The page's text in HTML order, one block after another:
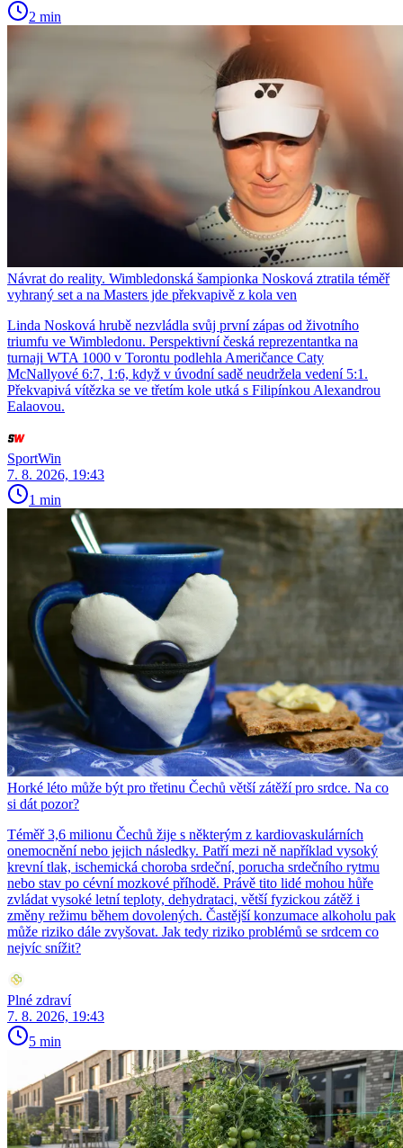
2 min
Návrat do reality. Wimbledonská šampionka Nosková ztratila téměř
vyhraný set a na Masters jde překvapivě z kola ven
Linda Nosková hrubě nezvládla svůj první zápas od životního
triumfu ve Wimbledonu. Perspektivní česká reprezentantka na
turnaji WTA 1000 v Torontu podlehla Američance Caty
McNallyové 6:7, 1:6, když v úvodní sadě neudržela vedení 5:1.
Překvapivá vítězka se ve třetím kole utká s Filipínkou Alexandrou
Ealaovou.
SportWin
7. 8. 2026, 19:43
1 min
Horké léto může být pro třetinu Čechů větší zátěží pro srdce. Na co
si dát pozor?
Téměř 3,6 milionu Čechů žije s některým z kardiovaskulárních
onemocnění nebo jejich následky. Patří mezi ně například vysoký
krevní tlak, ischemická choroba srdeční, porucha srdečního rytmu
nebo stav po cévní mozkové příhodě. Právě tito lidé mohou hůře
zvládat vysoké letní teploty, dehydrataci, větší fyzickou zátěž i
změny režimu během dovolených. Častější konzumace alkoholu pak
může riziko dále zvyšovat. Jak tedy riziko problémů se srdcem co
nejvíc snížit?
Plné zdraví
7. 8. 2026, 19:43
5 min